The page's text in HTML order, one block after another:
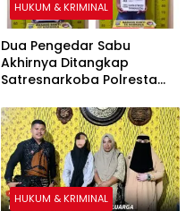
HUKUM & KRIMINAL
Dua Pengedar Sabu
Akhirnya Ditangkap
Satresnarkoba Polresta
HUKUM & KRIMINAL